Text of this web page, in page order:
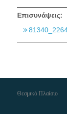
Επισυνάψεις:
Θεσμικό Πλαίσιο